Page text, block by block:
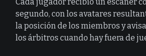
segundo, con los avatares
la posición de los miembros y
los árbitros cuando hay fuera de